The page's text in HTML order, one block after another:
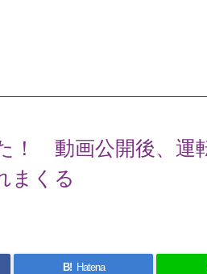
！ 動画公開後、運
まくる
B! Hatena